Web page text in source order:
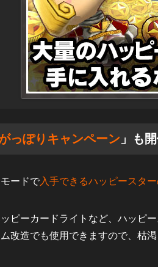
っぽりキャンペーン 」も
ードで入手できるハッピースタ
ピーカードライトなど、ハッピ
改造でも使用できますので、枯